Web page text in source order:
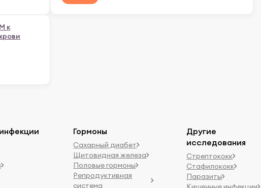
к
Гормоны
Сахарный диабет
Щитовидная железа
Половые гормоны
Репродуктивная
система
Другие
исследования
Стрептококк
Стафилококк
Паразиты